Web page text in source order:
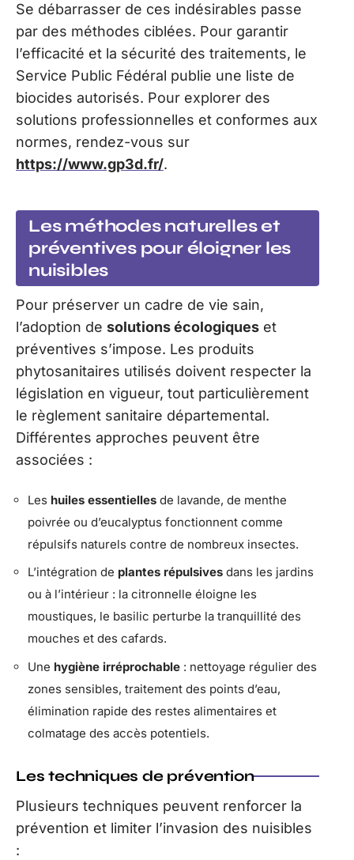
Se débarrasser de ces indésirables passe
par des méthodes ciblées. Pour garantir
l’efficacité et la sécurité des traitements, le
Service Public Fédéral publie une liste de
biocides autorisés. Pour explorer des
solutions professionnelles et conformes aux
normes, rendez-vous sur
https://www.gp3d.fr/.
Les méthodes naturelles et
préventives pour éloigner les
nuisibles
Pour préserver un cadre de vie sain,
l’adoption de solutions écologiques et
préventives s’impose. Les produits
phytosanitaires utilisés doivent respecter la
législation en vigueur, tout particulièrement
le règlement sanitaire départemental.
Différentes approches peuvent être
associées :
Les huiles essentielles de lavande, de menthe
poivrée ou d’eucalyptus fonctionnent comme
répulsifs naturels contre de nombreux insectes.
L’intégration de plantes répulsives dans les jardins
ou à l’intérieur : la citronnelle éloigne les
moustiques, le basilic perturbe la tranquillité des
mouches et des cafards.
Une hygiène irréprochable : nettoyage régulier des
zones sensibles, traitement des points d’eau,
élimination rapide des restes alimentaires et
colmatage des accès potentiels.
Les techniques de prévention
Plusieurs techniques peuvent renforcer la
prévention et limiter l’invasion des nuisibles
: